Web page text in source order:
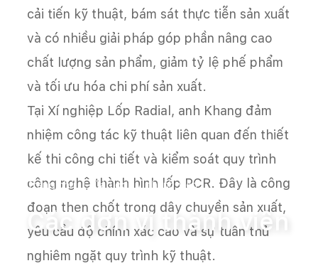
Trang chủ Các đơn vị thành viên
Các đơn vị thành viên
cải tiến kỹ thuật, bám sát thực tiễn sản xuất
và có nhiều giải pháp góp phần nâng cao
chất lượng sản phẩm, giảm tỷ lệ phế phẩm
và tối ưu hóa chi phí sản xuất.
Tại Xí nghiệp Lốp Radial, anh Khang đảm
nhiệm công tác kỹ thuật liên quan đến thiết
kế thi công chi tiết và kiểm soát quy trình
công nghệ thành hình lốp PCR. Đây là công
đoạn then chốt trong dây chuyền sản xuất,
yêu cầu độ chính xác cao và sự tuân thủ
nghiêm ngặt quy trình kỹ thuật.